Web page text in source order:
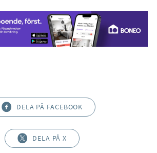
DELA PÅ FACEBOOK
DELA PÅ X